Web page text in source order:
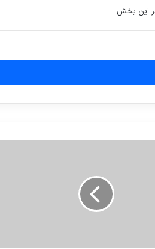
عکس روز نشنال جئوگرافیک، بالاتر و فراتر –
سواحل آلاسکا
رونمایی از اولین تیزر سریال “تعطیلات
این بخش.